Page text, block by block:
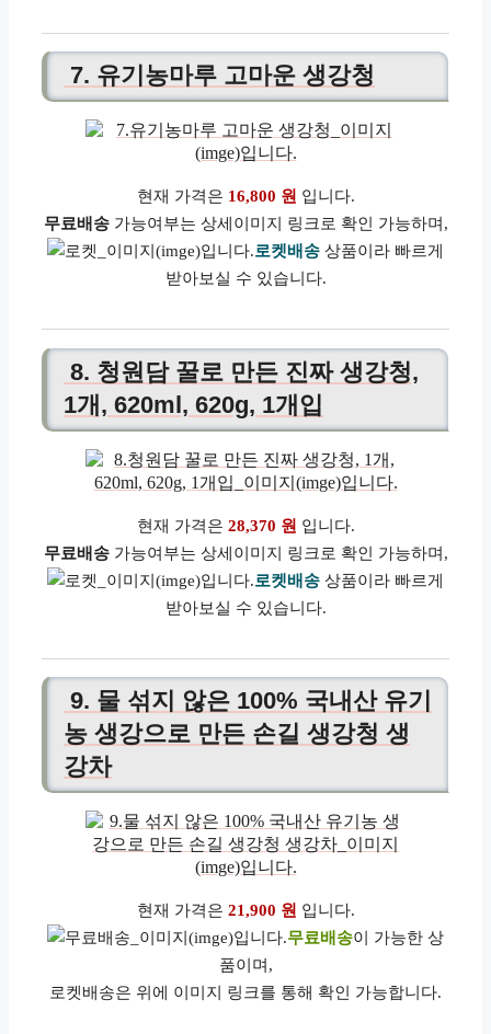
7. 유기농마루 고마운 생강청
현재 가격은 16,800 원 입니다.
무료배송가능여부는 상세이미지 링크로 확인 가능하며,
로켓배송 상품이라 빠르게
받아보실 수 있습니다.
8. 청원담 꿀로 만든 진짜 생강청,
1개, 620ml, 620g, 1개입
현재 가격은 28,370 원 입니다.
무료배송가능여부는 상세이미지 링크로 확인 가능하며,
로켓배송 상품이라 빠르게
받아보실 수 있습니다.
9. 물 섞지 않은 100% 국내산 유기
농 생강으로 만든 손길 생강청 생
강차
현재 가격은 21,900 원 입니다.
무료배송이 가능한 상
품이며,
로켓배송은 위에 이미지 링크를 통해 확인 가능합니다.